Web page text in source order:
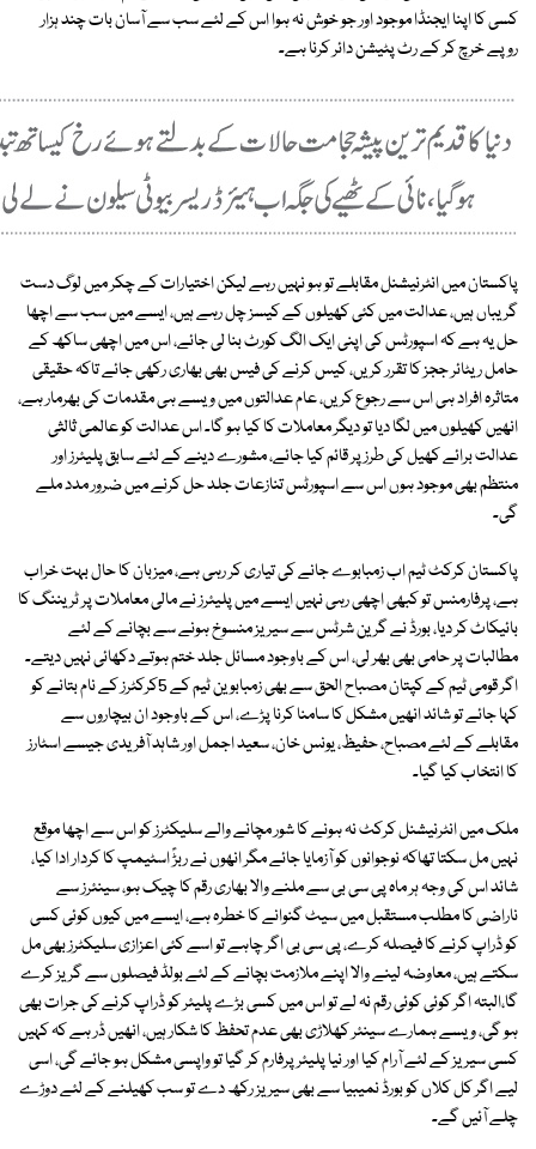
کسی کا اپنا ایجنڈا موجود اور جو خوش نہ ہوا اس کے لئے سب سے آسان بات چند ہزار
روپے خرچ کر کے رٹ پٹیشن دائر کرنا ہے۔
پاکستان میں انٹرنیشنل مقابلے تو ہو نہیں رہے لیکن اختیارات کے چکر میں لوگ دست
گریباں ہیں، عدالت میں کئی کھیلوں کے کیسز چل رہے ہیں، ایسے میں سب سے اچھا
حل یہ ہے کہ اسپورٹس کی اپنی ایک الگ کورٹ بنا لی جائے، اس میں اچھی ساکھ کے
حامل ریٹائر ججز کا تقرر کریں، کیس کرنے کی فیس بھی بھاری رکھی جائے تاکہ حقیقی
متاثرہ افراد ہی اس سے رجوع کریں، عام عدالتوں میں ویسے ہی مقدمات کی بھرمار ہے،
انھیں کھیلوں میں لگا دیا تو دیگر معاملات کا کیا ہو گا۔ اس عدالت کو عالمی ثالثی
عدالت برائے کھیل کی طرز پر قائم کیا جائے، مشورے دینے کے لئے سابق پلیئرز اور
منتظم بھی موجود ہوں اس سے اسپورٹس تنازعات جلد حل کرنے میں ضرور مدد ملے
گی۔
پاکستان کرکٹ ٹیم اب زمبابوے جانے کی تیاری کر رہی ہے، میزبان کا حال بہت خراب
ہے، پرفارمنس تو کبھی اچھی رہی نہیں ایسے میں پلیئرز نے مالی معاملات پر ٹریننگ کا
بائیکاٹ کر دیا، بورڈ نے گرین شرٹس سے سیریز منسوخ ہونے سے بچانے کے لئے
مطالبات پر حامی بھی بھر لی، اس کے باوجود مسائل جلد ختم ہوتے دکھائی نہیں دیتے۔
اگر قومی ٹیم کے کپتان مصباح الحق سے بھی زمبابوین ٹیم کے 5کرکٹرز کے نام بتانے کو
کہا جائے تو شائد انھیں مشکل کا سامنا کرنا پڑے، اس کے باوجود ان بیچاروں سے
مقابلے کے لئے مصباح، حفیظ، یونس خان، سعید اجمل اور شاہد آفریدی جیسے اسٹارز
کا انتخاب کیا گیا۔
ملک میں انٹرنیشنل کرکٹ نہ ہونے کا شور مچانے والے سلیکٹرز کو اس سے اچھا موقع
نہیں مل سکتا تھاکہ نوجوانوں کو آزمایا جائے مگر انھوں نے ربڑؑ اسٹیمپ کا کردار ادا کیا،
شائد اس کی وجہ ہر ماہ پی سی بی سے ملنے والا بھاری رقم کا چیک ہو، سینئرز سے
ناراضی کا مطلب مستقبل میں سیٹ گنوانے کا خطرہ ہے، ایسے میں کیوں کوئی کسی
کو ڈراپ کرنے کا فیصلہ کرے، پی سی بی اگر چاہے تو اسے کئی اعزازی سلیکٹرز بھی مل
سکتے ہیں، معاوضہ لینے والا اپنے ملازمت بچانے کے لئے بولڈ فیصلوں سے گریز کرے
گا،البتہ اگر کوئی کوئی رقم نہ لے تو اس میں کسی بڑے پلیئر کو ڈراپ کرنے کی جرات بھی
ہو گی، ویسے ہمارے سینئر کھلاڑی بھی عدم تحفظ کا شکار ہیں، انھیں ڈر ہے کہ کہیں
کسی سیریز کے لئے آرام کیا اور نیا پلیئر پرفارم کر گیا تو واپسی مشکل ہو جائے گی، اسی
لیے اگر کل کلاں کو بورڈ نمیبیا سے بھی سیریز رکھ دے تو سب کھیلنے کے لئے دوڑے
چلے آئیں گے۔